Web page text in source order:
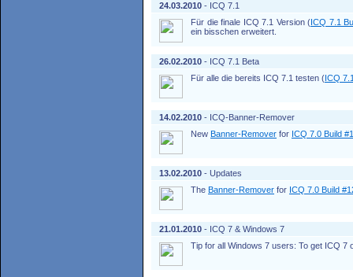
24.03.2010 - ICQ 7.1
Für die finale ICQ 7.1 Version (ICQ 7.1
ein bisschen erweitert.
26.02.2010 - ICQ 7.1 Beta
Für alle die bereits ICQ 7.1 testen (ICQ
14.02.2010 - ICQ-Banner-Remover
New Banner-Remover for ICQ 7.0 Build
13.02.2010 - Updates
The Banner-Remover for ICQ 7.0 Build
21.01.2010 - ICQ 7 & Windows 7
Tip for all Windows 7 users: To get ICQ